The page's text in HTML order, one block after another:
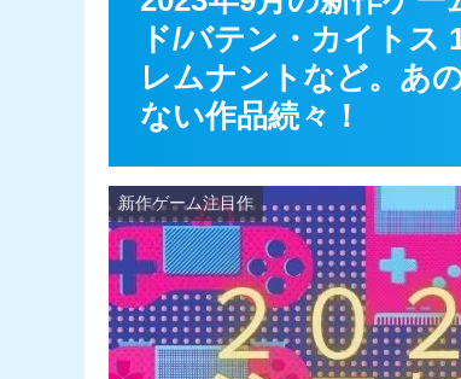
ド/バテン・カイトス
レムナントなど。あ
ない作品続々！
新作ゲーム注目作